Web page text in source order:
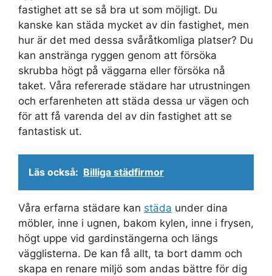
fastighet att se så bra ut som möjligt. Du
kanske kan städa mycket av din fastighet, men
hur är det med dessa svåråtkomliga platser? Du
kan anstränga ryggen genom att försöka
skrubba högt på väggarna eller försöka nå
taket. Våra refererade städare har utrustningen
och erfarenheten att städa dessa ur vägen och
för att få varenda del av din fastighet att se
fantastisk ut.
Läs också: Billiga städfirmor
Våra erfarna städare kan städa under dina
möbler, inne i ugnen, bakom kylen, inne i frysen,
högt uppe vid gardinstängerna och längs
vägglisterna. De kan få allt, ta bort damm och
skapa en renare miljö som andas bättre för dig